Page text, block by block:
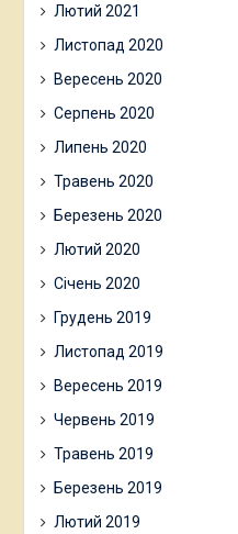
Лютий 2021
Листопад 2020
Вересень 2020
Серпень 2020
Липень 2020
Травень 2020
Березень 2020
Лютий 2020
Січень 2020
Грудень 2019
Листопад 2019
Вересень 2019
Червень 2019
Травень 2019
Березень 2019
Лютий 2019